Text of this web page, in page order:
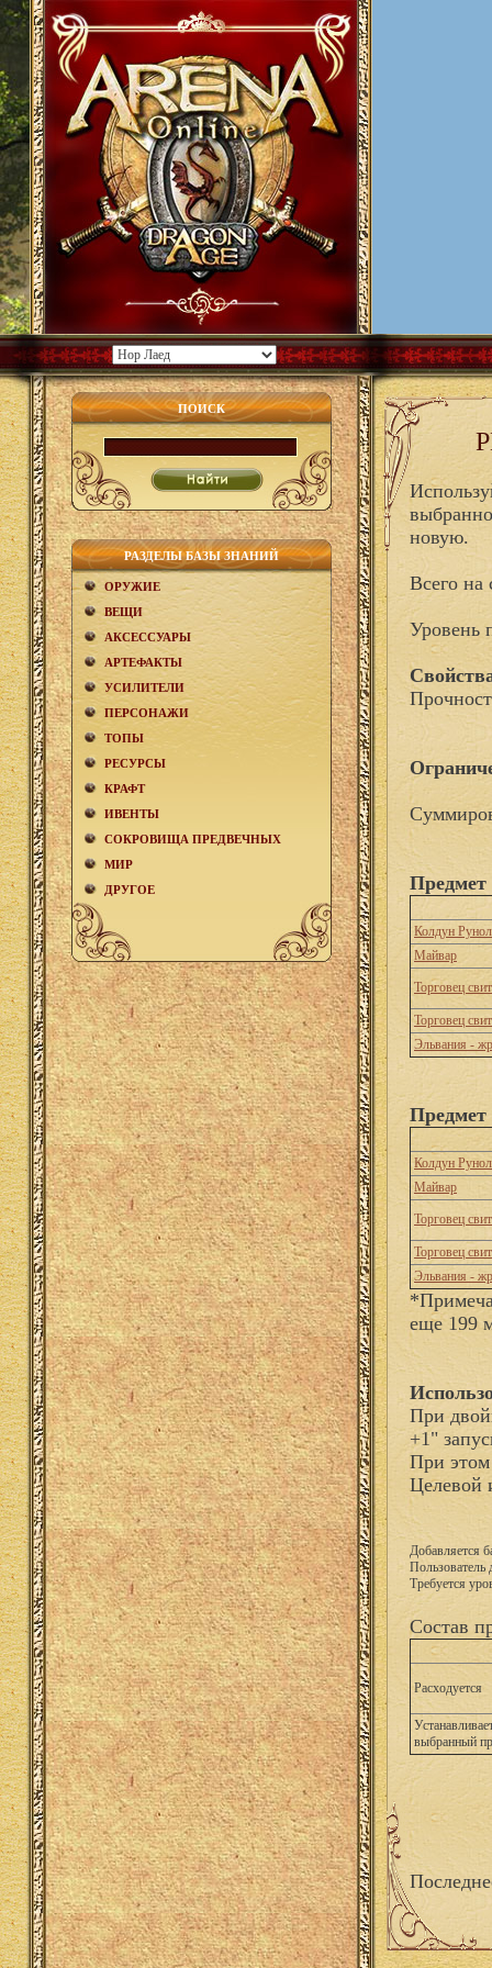
ПОИСК
РАЗДЕЛЫ БАЗЫ ЗНАНИЙ
ОРУЖИЕ
ВЕЩИ
АКCЕСCУАРЫ
АРТЕФАКТЫ
УСИЛИТЕЛИ
ПЕРСОНАЖИ
ТОПЫ
РЕСУРСЫ
КРАФТ
ИВЕНТЫ
СОКРОВИЩА ПРЕДВЕЧНЫХ
МИР
ДРУГОЕ
новую.
Всего на
Уровень
Предмет
Колдун
Майвар
Торговец
Торговец
Эльвания -
Предмет
Колдун
Майвар
Торговец
Торговец
Эльвания -
еще 199
При
+1"
При этом
Целевой
Добавляется
Пользователь
Требуется
Состав
Расходуется
выбранный